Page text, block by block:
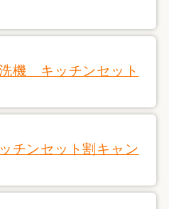
機 キッチンセット
チンセット割キャン